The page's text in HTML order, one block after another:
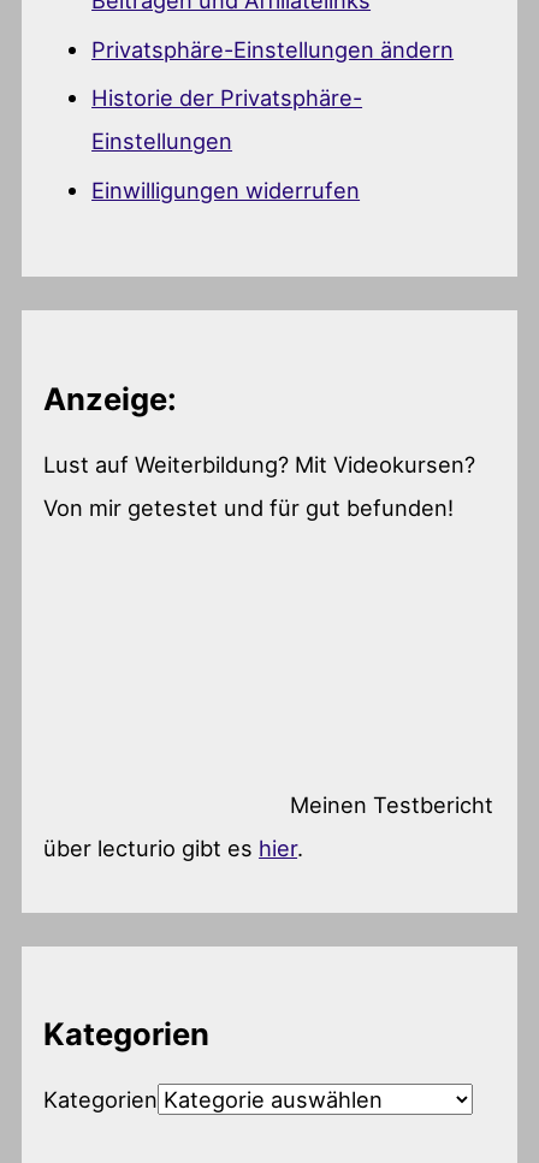
Privatsphäre-Einstellungen ändern
Historie der Privatsphäre-
Einstellungen
Einwilligungen widerrufen
Anzeige:
Lust auf Weiterbildung? Mit Videokursen?
Von mir getestet und für gut befunden!
Meinen Testbericht
über lecturio gibt es hier.
Kategorien
Kategorien